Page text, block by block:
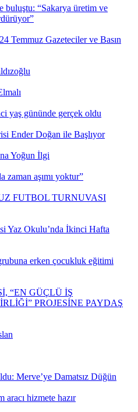
buluştu: “Sakarya üretim ve
Temmuz Gazeteciler ve Basın
yaş gününde gerçek oldu
Ender Doğan ile Başlıyor
Yoğun İlgi
zaman aşımı yoktur”
FUTBOL TURNUVASI
Yaz Okulu’nda İkinci Hafta
erken çocukluk eğitimi
“EN GÜÇLÜ İŞ
PROJESİNE PAYDAŞ
Merve’ye Damatsız Düğün
hizmete hazır